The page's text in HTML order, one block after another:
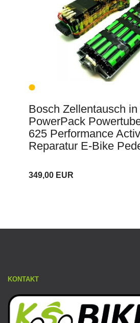
Bosch Zellentausch
PowerPack
625 Performance
Reparatur E-Bike
349,00 EUR
KONTAKT